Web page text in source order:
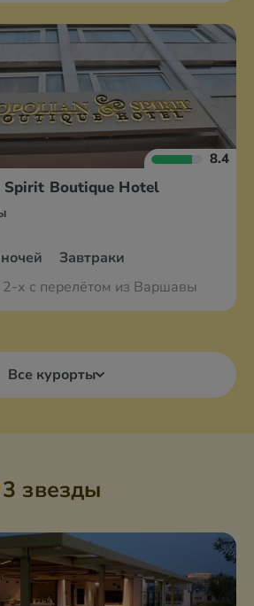
8.4
Spirit Boutique Hotel
Завтраки
2-х с перелётом из Варшавы
Все курорты
3 звезды